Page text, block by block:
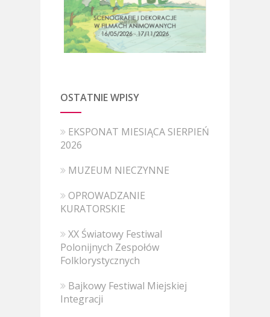
OSTATNIE WPISY
EKSPONAT MIESIĄCA SIERPIEŃ
2026
MUZEUM NIECZYNNE
OPROWADZANIE
KURATORSKIE
XX Światowy Festiwal
Polonijnych Zespołów
Folklorystycznych
Bajkowy Festiwal Miejskiej
Integracji